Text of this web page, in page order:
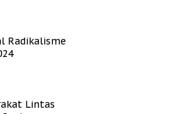
Radikalisme
Lintas